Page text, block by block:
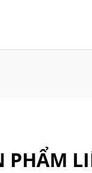
PHẨM